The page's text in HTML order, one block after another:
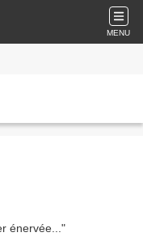
MENU